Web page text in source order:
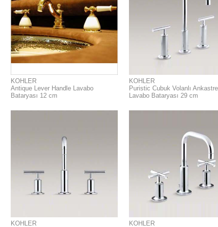
KOHLER
Antique Lever Handle Lavabo
Bataryası 12 cm
KOHLER
Puristic Cubuk Volanlı Ankastre
Lavabo Bataryası 29 cm
KOHLER KOHLER